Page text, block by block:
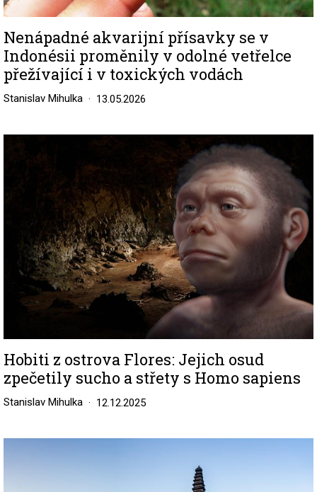
Nenápadné akvarijní přísavky se v
Indonésii proměnily v odolné vetřelce
přežívající i v toxických vodách
Stanislav Mihulka 13.05.2026
Hobiti z ostrova Flores: Jejich osud
zpečetily sucho a střety s Homo sapiens
Stanislav Mihulka 12.12.2025